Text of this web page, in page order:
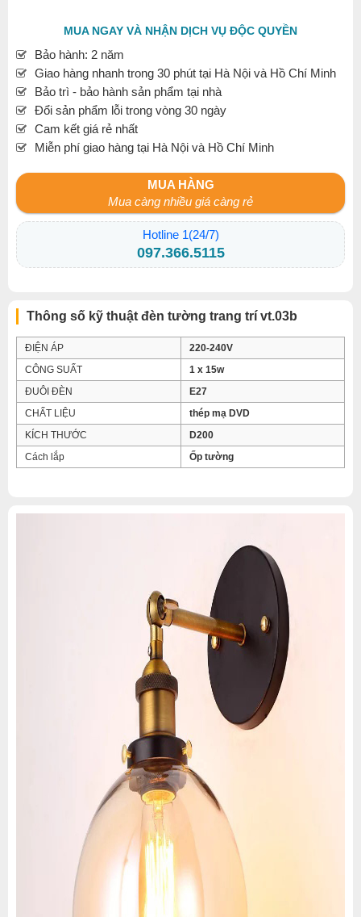
MUA NGAY VÀ NHẬN DỊCH VỤ ĐỘC QUYỀN
Bảo hành: 2 năm
Giao hàng nhanh trong 30 phút tại Hà Nội và Hồ Chí Minh
Bảo trì - bảo hành sản phẩm tại nhà
Đổi sản phẩm lỗi trong vòng 30 ngày
Cam kết giá rẻ nhất
Miễn phí giao hàng tại Hà Nội và Hồ Chí Minh
MUA HÀNG
Mua càng nhiều giá càng rẻ
Hotline 1(24/7)
097.366.5115
Thông số kỹ thuật đèn tường trang trí vt.03b
ĐIỆN ÁP
220-240V
CÔNG SUẤT
1 x 15w
ĐUÔI ĐÈN
E27
CHẤT LIỆU
thép mạ DVD
KÍCH THƯỚC
D200
Cách lắp
Ốp tường